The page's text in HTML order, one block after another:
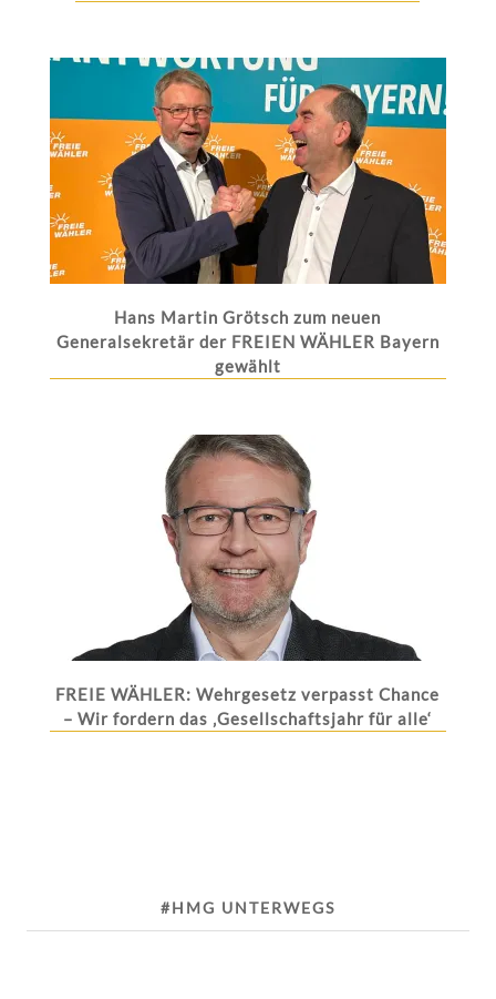
Hans Martin Grötsch zum neuen
Generalsekretär der FREIEN WÄHLER Bayern
gewählt
FREIE WÄHLER: Wehrgesetz verpasst Chance
– Wir fordern das ‚Gesellschaftsjahr für alle‘
#HMG UNTERWEGS